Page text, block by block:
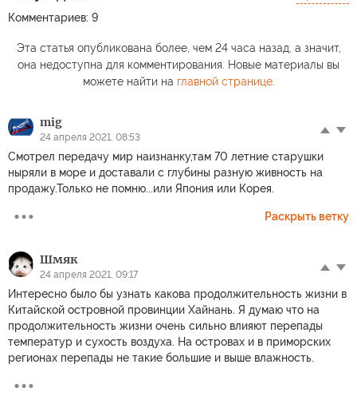
Комментариев: 9
Эта статья опубликована более, чем 24 часа назад, а значит,
она недоступна для комментирования. Новые материалы вы
можете найти на главной странице.
mig
24 апреля 2021, 08:53
Смотрел передачу мир наизнанку,там 70 летние старушки
ныряли в море и доставали с глубины разную живность на
продажу.Только не помню...или Япония или Корея.
Раскрыть ветку
Шмяк
24 апреля 2021, 09:17
Интересно было бы узнать какова продолжительность жизни в
Китайской островной провинции Хайнань. Я думаю что на
продолжительность жизни очень сильно влияют перепады
температур и сухость воздуха. На островах и в приморских
регионах перепады не такие большие и выше влажность.